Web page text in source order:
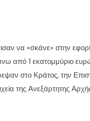
να «σκάνε» στην
από 1 εκατομμύριο
στο Κράτος, την
της Ανεξάρτητης